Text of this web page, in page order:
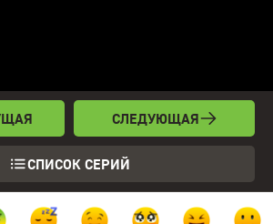
СПИСОК СЕРИЙ
СЛЕДУЮЩАЯ